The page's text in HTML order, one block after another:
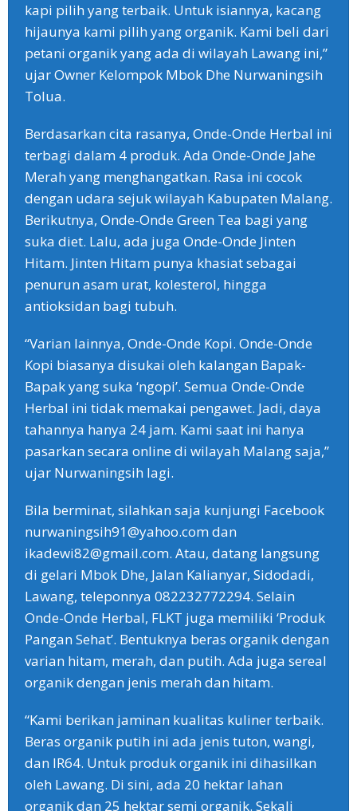
kapi pilih yang terbaik. Untuk isiannya, kacang
hijaunya kami pilih yang organik. Kami beli dari
petani organik yang ada di wilayah Lawang ini,”
ujar Owner Kelompok Mbok Dhe Nurwaningsih
Tolua.
Berdasarkan cita rasanya, Onde-Onde Herbal ini
terbagi dalam 4 produk. Ada Onde-Onde Jahe
Merah yang menghangatkan. Rasa ini cocok
dengan udara sejuk wilayah Kabupaten Malang.
Berikutnya, Onde-Onde Green Tea bagi yang
suka diet. Lalu, ada juga Onde-Onde Jinten
Hitam. Jinten Hitam punya khasiat sebagai
penurun asam urat, kolesterol, hingga
antioksidan bagi tubuh.
“Varian lainnya, Onde-Onde Kopi. Onde-Onde
Kopi biasanya disukai oleh kalangan Bapak-
Bapak yang suka ‘ngopi’. Semua Onde-Onde
Herbal ini tidak memakai pengawet. Jadi, daya
tahannya hanya 24 jam. Kami saat ini hanya
pasarkan secara online di wilayah Malang saja,”
ujar Nurwaningsih lagi.
Bila berminat, silahkan saja kunjungi Facebook
nurwaningsih91@yahoo.com dan
ikadewi82@gmail.com. Atau, datang langsung
di gelari Mbok Dhe, Jalan Kalianyar, Sidodadi,
Lawang, teleponnya 082232772294. Selain
Onde-Onde Herbal, FLKT juga memiliki ‘Produk
Pangan Sehat’. Bentuknya beras organik dengan
varian hitam, merah, dan putih. Ada juga sereal
organik dengan jenis merah dan hitam.
“Kami berikan jaminan kualitas kuliner terbaik.
Beras organik putih ini ada jenis tuton, wangi,
dan IR64. Untuk produk organik ini dihasilkan
oleh Lawang. Di sini, ada 20 hektar lahan
organik dan 25 hektar semi organik. Sekali